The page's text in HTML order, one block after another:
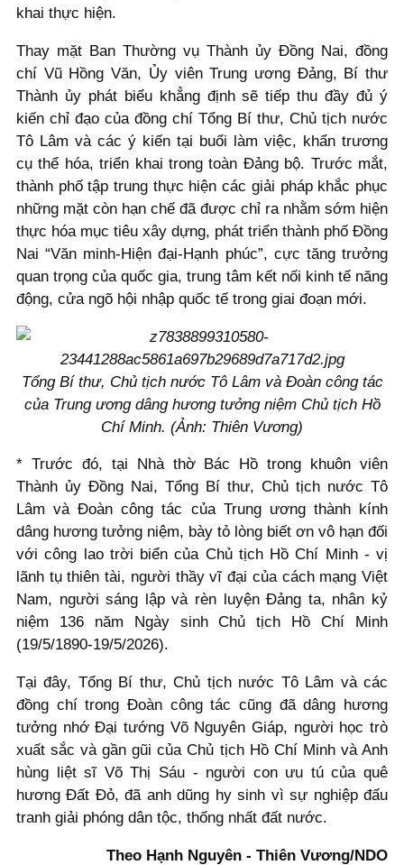
khai thực hiện.
Thay mặt Ban Thường vụ Thành ủy Đồng Nai, đồng
chí Vũ Hồng Văn, Ủy viên Trung ương Đảng, Bí thư
Thành ủy phát biểu khẳng định sẽ tiếp thu đầy đủ ý
kiến chỉ đạo của đồng chí Tổng Bí thư, Chủ tịch nước
Tô Lâm và các ý kiến tại buổi làm việc, khẩn trương
cụ thể hóa, triển khai trong toàn Đảng bộ. Trước mắt,
thành phố tập trung thực hiện các giải pháp khắc phục
những mặt còn hạn chế đã được chỉ ra nhằm sớm hiện
thực hóa mục tiêu xây dựng, phát triển thành phố Đồng
Nai “Văn minh-Hiện đại-Hạnh phúc”, cực tăng trưởng
quan trọng của quốc gia, trung tâm kết nối kinh tế năng
động, cửa ngõ hội nhập quốc tế trong giai đoạn mới.
Tổng Bí thư, Chủ tịch nước Tô Lâm và Đoàn công tác
của Trung ương dâng hương tưởng niệm Chủ tịch Hồ
Chí Minh. (Ảnh: Thiên Vương)
* Trước đó, tại Nhà thờ Bác Hồ trong khuôn viên
Thành ủy Đồng Nai, Tổng Bí thư, Chủ tịch nước Tô
Lâm và Đoàn công tác của Trung ương thành kính
dâng hương tưởng niệm, bày tỏ lòng biết ơn vô hạn đối
với công lao trời biển của Chủ tịch Hồ Chí Minh - vị
lãnh tụ thiên tài, người thầy vĩ đại của cách mạng Việt
Nam, người sáng lập và rèn luyện Đảng ta, nhân kỷ
niệm 136 năm Ngày sinh Chủ tịch Hồ Chí Minh
(19/5/1890-19/5/2026).
Tại đây, Tổng Bí thư, Chủ tịch nước Tô Lâm và các
đồng chí trong Đoàn công tác cũng đã dâng hương
tưởng nhớ Đại tướng Võ Nguyên Giáp, người học trò
xuất sắc và gần gũi của Chủ tịch Hồ Chí Minh và Anh
hùng liệt sĩ Võ Thị Sáu - người con ưu tú của quê
hương Đất Đỏ, đã anh dũng hy sinh vì sự nghiệp đấu
tranh giải phóng dân tộc, thống nhất đất nước.
Theo Hạnh Nguyên - Thiên Vương/NDO